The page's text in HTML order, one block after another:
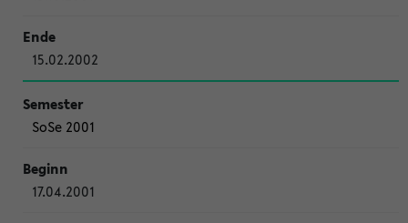
15.02.2002
SoSe 2001
17.04.2001